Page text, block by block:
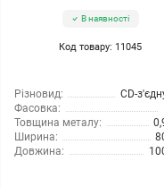
В наявності
Код товару: 11045
Різновид:
CD-
Фасовка:
Товщина металу:
Ширина:
Довжина: